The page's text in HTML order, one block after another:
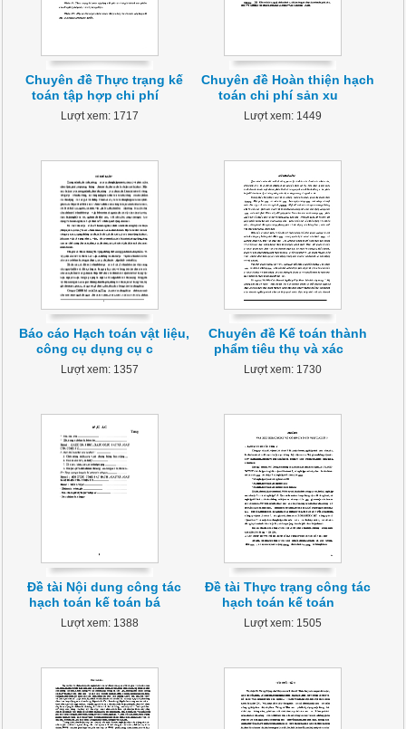
Chuyên đề Thực trạng kế
toán tập hợp chi phí
Lượt xem: 1717
Chuyên đề Hoàn thiện hạch
toán chi phí sản xu
Lượt xem: 1449
Báo cáo Hạch toán vật liệu,
công cụ dụng cụ c
Lượt xem: 1357
Chuyên đề Kế toán thành
phẩm tiêu thụ và xác
Lượt xem: 1730
Đề tài Nội dung công tác
hạch toán kế toán bá
Lượt xem: 1388
Đề tài Thực trạng công tác
hạch toán kế toán
Lượt xem: 1505